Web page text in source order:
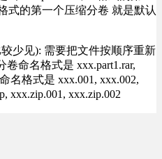
式的第一个压缩分卷 就是默认
少见): 需要把文件按顺序重新
命名格式是 xxx.part1.rar,
名格式是 xxx.001, xxx.002,
xxx.zip.001, xxx.zip.002